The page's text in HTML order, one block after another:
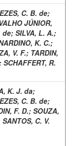
C. B. de;
JÚNIOR,
de; SILVA, L. A.;
K. C.;
V. F.; TARDIN,
; SCHAFFERT, R.
K. J. da;
C. B. de;
F. D.; SOUZA,
SANTOS, C. V.